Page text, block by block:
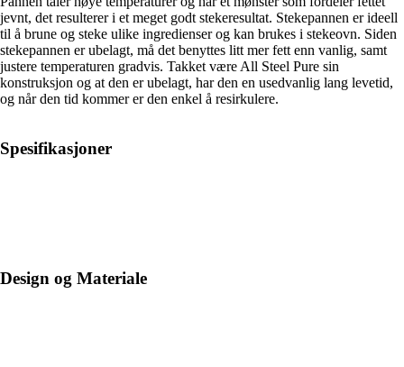
jevnt, det resulterer i et meget godt stekeresultat. Stekepannen er ideell
til å brune og steke ulike ingredienser og kan brukes i stekeovn. Siden
stekepannen er ubelagt, må det benyttes litt mer fett enn vanlig, samt
justere temperaturen gradvis. Takket være All Steel Pure sin
konstruksjon og at den er ubelagt, har den en usedvanlig lang levetid,
og når den tid kommer er den enkel å resirkulere.
Spesifikasjoner
Design og Materiale